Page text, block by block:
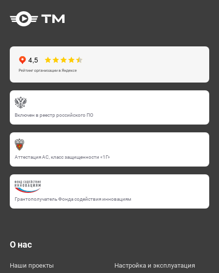
Включен в реестр российского ПО
Аттестация АС, класс защищенности «1Г»
Грантополучатель Фонда содействия инновациям
О нас
Наши проекты Настройка и эксплуатация